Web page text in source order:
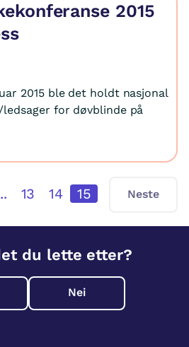
2015
2015 ble det holdt nasjonal
for døvblinde på
13 14 15 Neste
du lette etter?
Nei